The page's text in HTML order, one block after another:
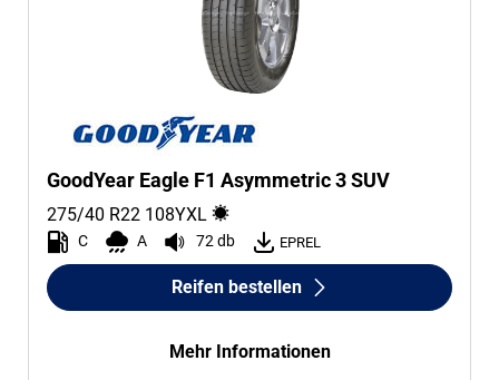
GoodYear Eagle F1 Asymmetric 3 SUV
275/40 R22 108YXL
C A 72 db EPREL
Reifen bestellen
Mehr Informationen